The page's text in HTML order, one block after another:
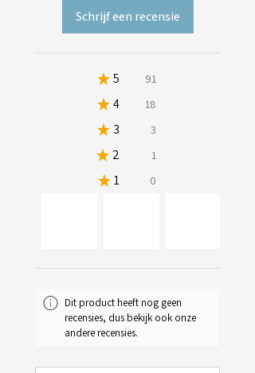
Schrijf een recensie
★ 5 80.53097345132744%
91
★ 4 15.929203539823009%
18
★ 3 2.6548672566371683%
3
★ 2 0.8849557522123894%
1
★ 1 0
Dit product heeft nog geen
recensies, dus bekijk ook onze
andere recensies.